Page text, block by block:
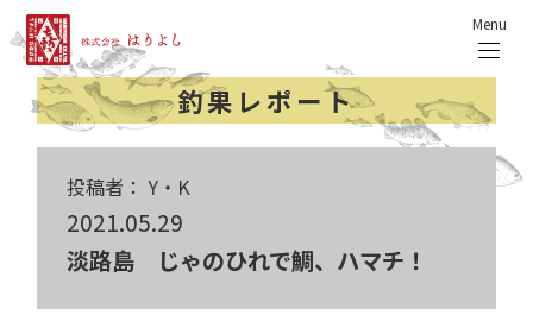
Menu
釣果レポート
投稿者： Y・K
2021.05.29
淡路島 じゃのひれで鯛、ハマチ！